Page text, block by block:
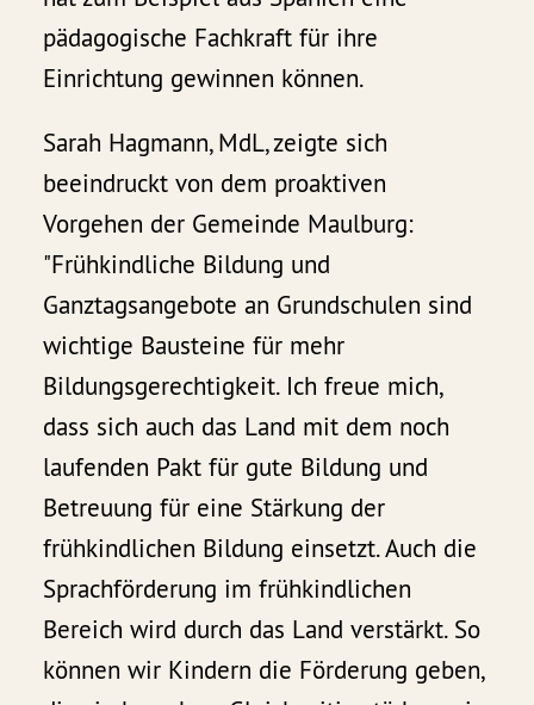
pädagogische Fachkraft für ihre
Einrichtung gewinnen können.
Sarah Hagmann, MdL, zeigte sich
beeindruckt von dem proaktiven
Vorgehen der Gemeinde Maulburg:
"Frühkindliche Bildung und
Ganztagsangebote an Grundschulen sind
wichtige Bausteine für mehr
Bildungsgerechtigkeit. Ich freue mich,
dass sich auch das Land mit dem noch
laufenden Pakt für gute Bildung und
Betreuung für eine Stärkung der
frühkindlichen Bildung einsetzt. Auch die
Sprachförderung im frühkindlichen
Bereich wird durch das Land verstärkt. So
können wir Kindern die Förderung geben,